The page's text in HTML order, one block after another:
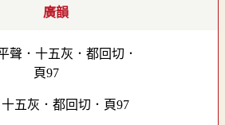
廣韻
五灰．都回切．頁97